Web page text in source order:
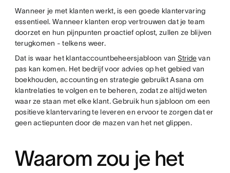
Wanneer je met klanten werkt, is een goede klantervaring
essentieel. Wanneer klanten erop vertrouwen dat je team
doorzet en hun pijnpunten proactief oplost, zullen ze blijven
terugkomen - telkens weer.
Dat is waar het klantaccountbeheersjabloon van Stridevan
pas kan komen. Het bedrijf voor advies op het gebied van
boekhouden, accounting en strategie gebruikt Asana om
klantrelaties te volgen en te beheren, zodat ze altijd weten
waar ze staan met elke klant. Gebruik hun sjabloon om een
positieve klantervaring te leveren en ervoor te zorgen dat er
geen actiepunten door de mazen van het net glippen.
Waarom zou je het